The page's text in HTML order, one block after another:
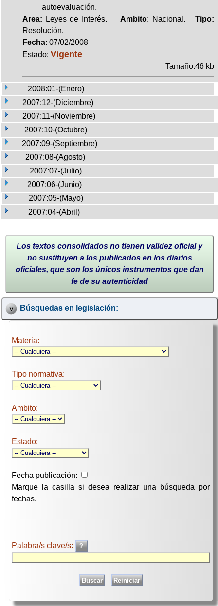
autoevaluación.
Area: Leyes de Interés. Ambito: Nacional.Tipo:
Resolución.
Fecha: 07/02/2008
Estado: Vigente
Tamaño:46 kb
2008:01-(Enero)
2007:12-(Diciembre)
2007:11-(Noviembre)
2007:10-(Octubre)
2007:09-(Septiembre)
2007:08-(Agosto)
2007:07-(Julio)
2007:06-(Junio)
2007:05-(Mayo)
2007:04-(Abril)
Los textos consolidados no tienen validez oficial y
no sustituyen a los publicados en los diarios
oficiales, que son los únicos instrumentos que dan
fe de su autenticidad
Búsquedas en legislación:
Materia:
Tipo normativa:
Ambito:
Estado:
Fecha publicación:
Marque la casilla si desea realizar una búsqueda por
fechas.
Palabra/s clave/s: